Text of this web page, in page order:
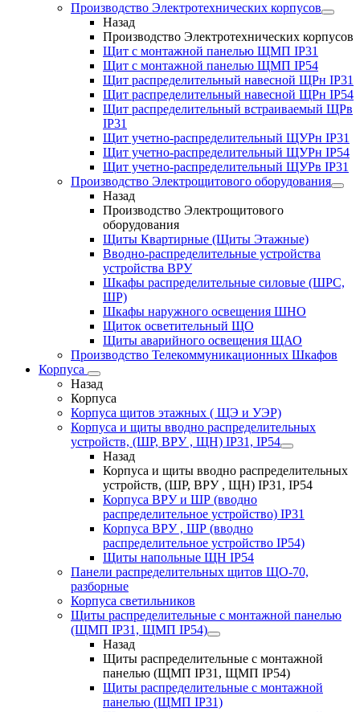
Производство Электротехнических корпусов
Назад
Производство Электротехнических корпусов
Щит с монтажной панелью ЩМП IP31
Щит с монтажной панелью ЩМП IP54
Щит распределительный навесной ЩРн IP31
Щит распределительный навесной ЩРн IP54
Щит распределительный встраиваемый ЩРв
IP31
Щит учетно-распределительный ЩУРн IP31
Щит учетно-распределительный ЩУРн IP54
Щит учетно-распределительный ЩУРв IP31
Производство Электрощитового оборудования
Назад
Производство Электрощитового
оборудования
Щиты Квартирные (Щиты Этажные)
Вводно-распределительные устройства
устройства ВРУ
Шкафы распределительные силовые (ШРС,
ШР)
Шкафы наружного освещения ШНО
Щиток осветительный ЩО
Щиты аварийного освещения ЩАО
Производство Телекоммуникационных Шкафов
Корпуса
Назад
Корпуса
Корпуса щитов этажных ( ЩЭ и УЭР)
Корпуса и щиты вводно распределительных
устройств, (ШР, ВРУ , ЩН) IP31, IP54
Назад
Корпуса и щиты вводно распределительных
устройств, (ШР, ВРУ , ЩН) IP31, IP54
Корпуса ВРУ и ШР (вводно
распределительное устройство) IP31
Корпуса ВРУ , ШР (вводно
распределительное устройство IP54)
Щиты напольные ЩН IP54
Панели распределительных щитов ЩО-70,
разборные
Корпуса светильников
Щиты распределительные с монтажной панелью
(ЩМП IP31, ЩМП IP54)
Назад
Щиты распределительные с монтажной
панелью (ЩМП IP31, ЩМП IP54)
Щиты распределительные с монтажной
панелью (ЩМП IP31)